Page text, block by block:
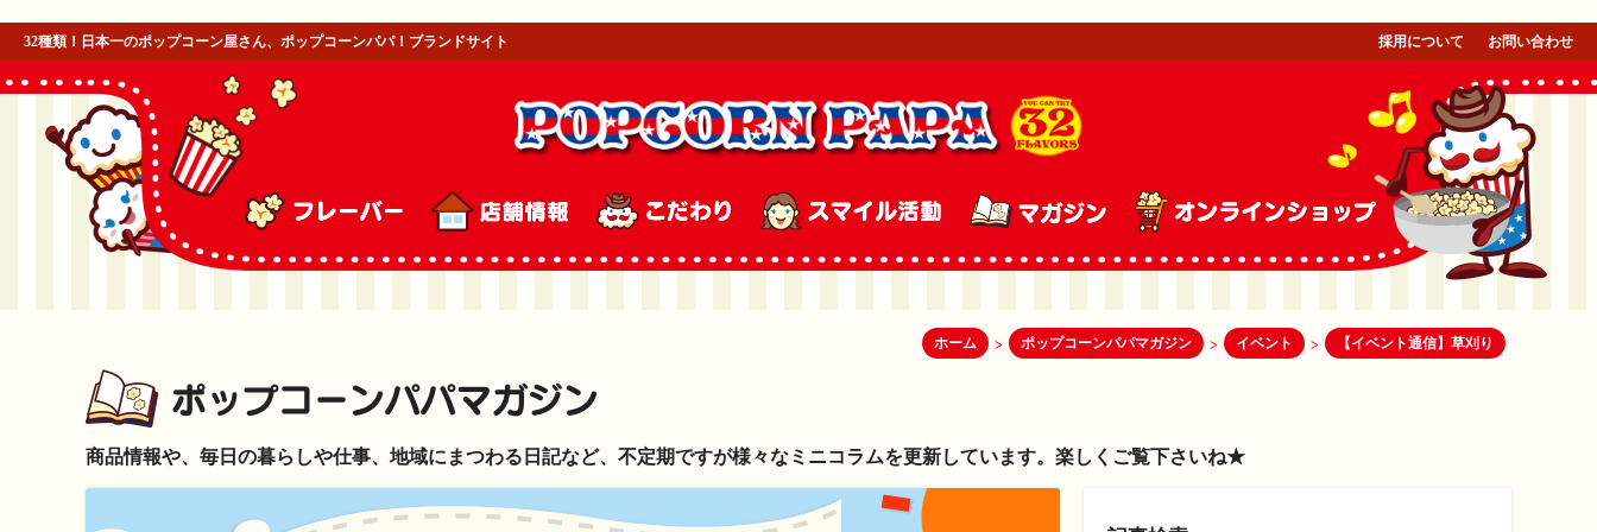
32種類！日本一のポップコーン屋さん、ポップコーンパパ！ブランドサイト 採用について お問い合わせ
ホーム > ポップコーンパパマガジン > イベント > 【イベント通信】草刈り
商品情報や、毎日の暮らしや仕事、地域にまつわる日記など、不定期ですが様々なミニコラムを更新しています。楽しくご覧下さいね★